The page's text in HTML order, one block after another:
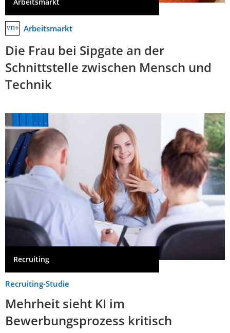
Arbeitsmarkt
Arbeitsmarkt
Die Frau bei Sipgate an der
Schnittstelle zwischen Mensch und
Technik
Recruiting
Recruiting-Studie
Mehrheit sieht KI im
Bewerbungsprozess kritisch